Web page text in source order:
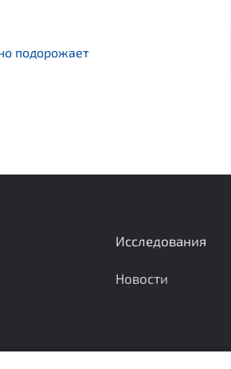
подорожает
Исследования
Новости